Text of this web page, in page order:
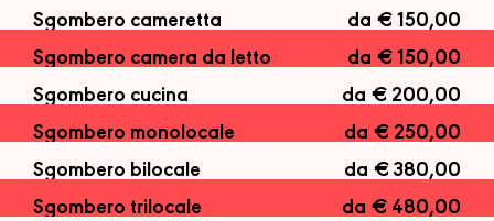
Sgombero cameretta
da € 150,00
Sgombero camera da letto
da € 150,00
Sgombero cucina
da € 200,00
Sgombero monolocale
da € 250,00
Sgombero bilocale
da € 380,00
Sgombero trilocale
da € 480,00